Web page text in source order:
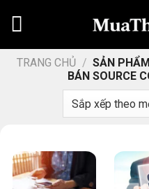
dungTRANG CHỦ / SẢN
BÁN SOURCE